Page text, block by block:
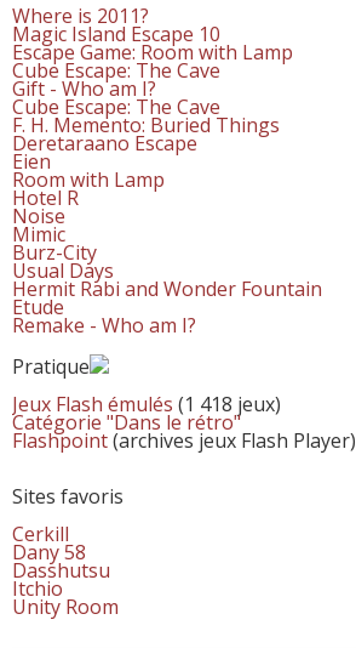
Where is 2011?
Magic Island Escape 10
Escape Game: Room with Lamp
Cube Escape: The Cave
Gift - Who am I?
Cube Escape: The Cave
F. H. Memento: Buried Things
Deretaraano Escape
Eien
Room with Lamp
Hotel R
Noise
Mimic
Burz-City
Usual Days
Hermit Rabi and Wonder Fountain
Etude
Remake - Who am I?
Pratique
Jeux Flash émulés (1 418 jeux)
Catégorie "Dans le rétro"
Flashpoint(archives jeux Flash Player)
Sites favoris
Cerkill
Dany 58
Dasshutsu
Itchio
Unity Room